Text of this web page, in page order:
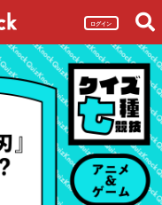
ログイン